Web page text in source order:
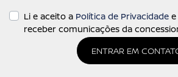
Li e aceito a Política de Privacidade
receber comunicações da
ENTRAR EM